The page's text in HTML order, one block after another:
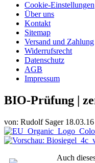
Cookie-Einstellungen
Über uns
Kontakt
Sitemap
Versand und Zahlung
Widerrufsrecht
Datenschutz
AGB
Impressum
BIO-Prüfung |
von: Rudolf Sager
Auch